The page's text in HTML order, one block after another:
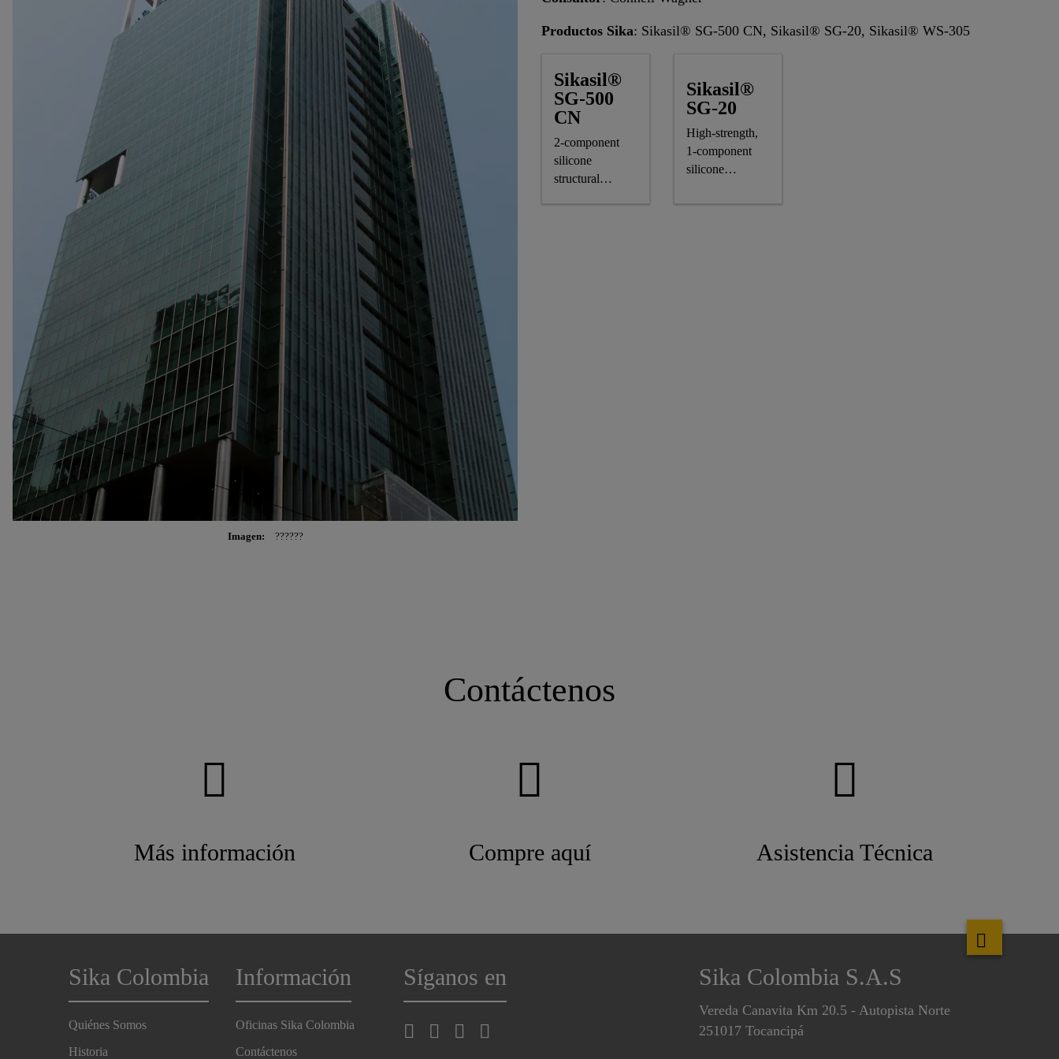
Imagen: ??????
Productos Sika: Sikasil® SG-500 CN, Sikasil® SG-20, Sikasil® WS-305
Sikasil®
SG-500
CN
2-component
silicone
structural
Sikasil®
SG-20
High-strength,
1-component
silicone
glazing
Contáctenos
Más información Compre aquí Asistencia Técnica
Sika Colombia
Quiénes Somos
Historia
Información
Oficinas Sika Colombia
Contáctenos
Síganos en Sika Colombia S.A.S
Vereda Canavita Km 20.5 - Autopista Norte
251017 Tocancipá